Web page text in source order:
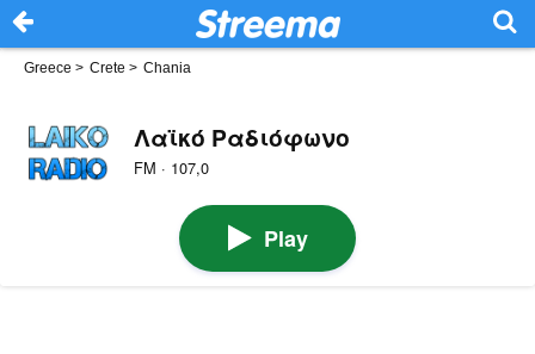
Greece > Crete > Chania
Λαϊκό Ραδιόφωνο
FM · 107,0
Play